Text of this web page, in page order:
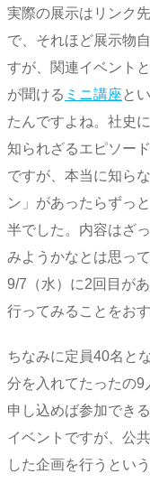
実際の展示はリンク
で、それほど展示物
すが、関連イベント
が聞ける ミニ講座 と
たんですよね。社史
知られざるエピソー
ですが、本当に知ら
ン」があったらずっ
半でした。内容はざ
みようかなとは思っ
9/7（水）に2回目が
行ってみることをお
ちなみに定員40名と
分を入れてたったの9
申し込めば参加でき
イベントですが、公
した企画を行うとい